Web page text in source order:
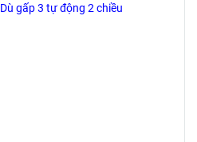
Dù gấp 3 tự động 2 chiều